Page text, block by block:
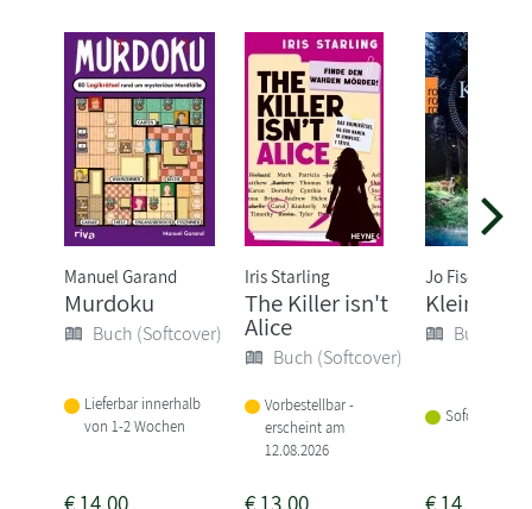
Manuel Garand
Murdoku
Buch (Softcover)
Lieferbar innerhalb
von 1-2 Wochen
Iris Starling
The Killer isn't
Alice
Buch (Softcover)
Vorbestellbar -
erscheint am
12.08.2026
Jo Fischler
Klein
Buch
Sofort